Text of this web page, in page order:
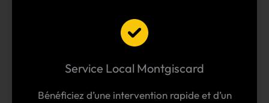
Service Local Montgiscard
Bénéficiez d’une intervention rapide et d’un